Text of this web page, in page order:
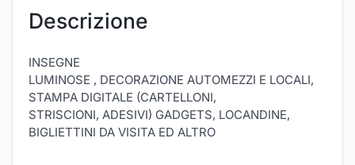
Descrizione
INSEGNE
LUMINOSE , DECORAZIONE AUTOMEZZI E LOCALI,
STAMPA DIGITALE (CARTELLONI,
STRISCIONI, ADESIVI) GADGETS, LOCANDINE,
BIGLIETTINI DA VISITA ED ALTRO